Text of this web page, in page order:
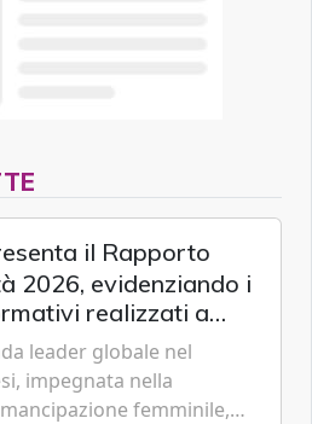
il Rapporto
2026, evidenziando i
realizzati a
sfere sociale,
leader globale nel
impegnata nella
femminile,